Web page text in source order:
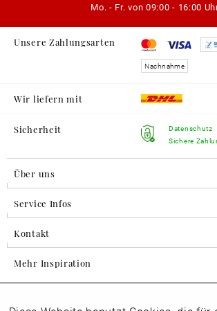
Mo. - Fr. von 09:00 - 16:00
Unsere Zahlungsarten
Nachnahme
Wir liefern mit
Sicherheit
Datenschutz
Sichere
Über uns
Service Infos
Kontakt
Mehr Inspiration